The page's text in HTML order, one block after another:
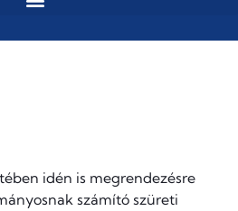
idén is megrendezésre
számító szüreti